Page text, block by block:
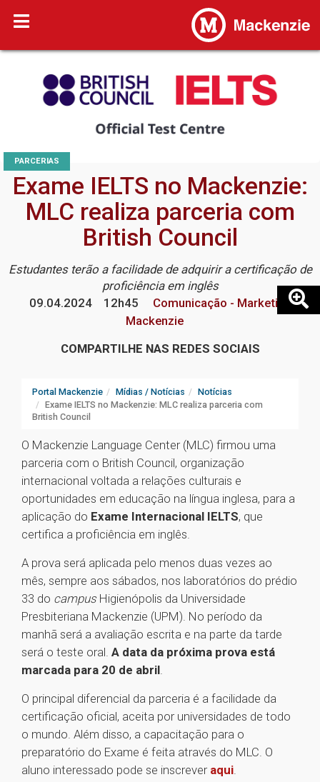
PARCERIAS
Exame IELTS no Mackenzie:
MLC realiza parceria com
British Council
Estudantes terão a facilidade de adquirir a certificação de
proficiência em inglês
09.04.2024
12h45
Comunicação - Marketing
Mackenzie
COMPARTILHE NAS REDES SOCIAIS
Portal Mackenzie Mídias / Notícias
Notícias
Exame IELTS no Mackenzie: MLC realiza parceria com
British Council
O Mackenzie Language Center (MLC) firmou uma
parceria com o British Council, organização
internacional voltada a relações culturais e
oportunidades em educação na língua inglesa, para a
aplicação do Exame Internacional IELTS, que
certifica a proficiência em inglês.
A prova será aplicada pelo menos duas vezes ao
mês, sempre aos sábados, nos laboratórios do prédio
33 do campus Higienópolis da Universidade
Presbiteriana Mackenzie (UPM). No período da
manhã será a avaliação escrita e na parte da tarde
será o teste oral. A data da próxima prova está
marcada para 20 de abril.
O principal diferencial da parceria é a facilidade da
certificação oficial, aceita por universidades de todo
o mundo. Além disso, a capacitação para o
preparatório do Exame é feita através do MLC. O
aluno interessado pode se inscrever aqui.
1